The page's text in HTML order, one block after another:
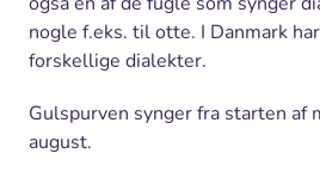
nogle f.eks. til otte. I Danmark
forskellige dialekter.
Gulspurven synger fra starten af
august.